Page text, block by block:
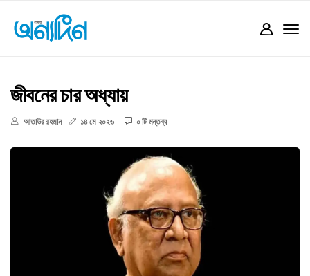
জীবনের চার অধ্যায়
আতাউর রহমান ১৪ মে ২০২৬ ০ টি মন্তব্য